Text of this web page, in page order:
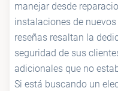
manejar desde
instalaciones de
reseñas resaltan la
seguridad de sus
adicionales que no
Si está buscando un